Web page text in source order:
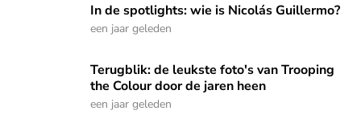
In de spotlights: wie is Nicolás Guillermo?
In de spotlights: wie is Nicolás Guillermo?
een jaar geleden
Terugblik: de leukste foto's van Trooping the Colour door
Terugblik: de leukste foto's van Trooping
the Colour door de jaren heen
een jaar geleden